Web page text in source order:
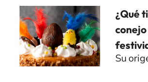
¿Qué
Su